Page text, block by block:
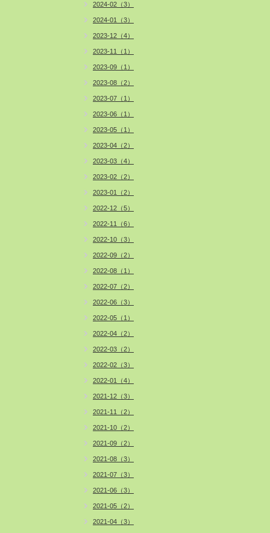
2024-02（3）
2024-01（3）
2023-12（4）
2023-11（1）
2023-09（1）
2023-08（2）
2023-07（1）
2023-06（1）
2023-05（1）
2023-04（2）
2023-03（4）
2023-02（2）
2023-01（2）
2022-12（5）
2022-11（6）
2022-10（3）
2022-09（2）
2022-08（1）
2022-07（2）
2022-06（3）
2022-05（1）
2022-04（2）
2022-03（2）
2022-02（3）
2022-01（4）
2021-12（3）
2021-11（2）
2021-10（2）
2021-09（2）
2021-08（3）
2021-07（3）
2021-06（3）
2021-05（2）
2021-04（3）